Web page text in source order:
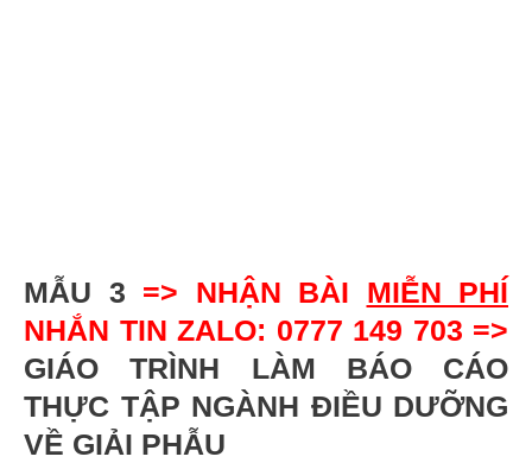
MẪU 3 => NHẬN BÀI MIỄN PHÍ
NHẮN TIN ZALO: 0777 149 703 =>
GIÁO TRÌNH LÀM BÁO CÁO
THỰC TẬP NGÀNH ĐIỀU DƯỠNG
VỀ GIẢI PHẪU